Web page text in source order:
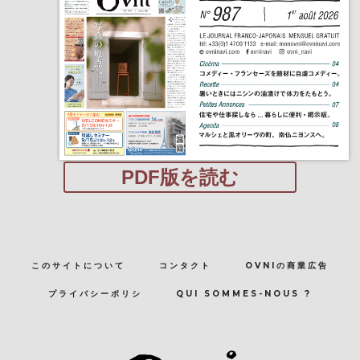
PDF版を読む
このサイトについて コンタクト OVNIの商業広告
プライバシーポリシ QUI SOMMES-NOUS ?